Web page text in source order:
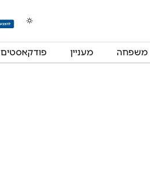
משפחה מעניין פודקאסטים